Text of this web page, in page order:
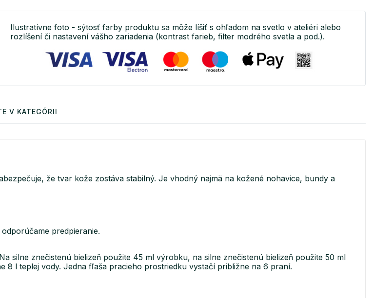
Ilustratívne foto - sýtosť farby produktu sa môže líšiť s ohľadom na svetlo v ateliéri alebo
rozlíšení či nastavení vášho zariadenia (kontrast farieb, filter modrého svetla a pod.).
V KATEGÓRII
že tvar kože zostáva stabilný. Je vhodný najmä na kožené nohavice, bundy a
predpieranie.
silne znečistenú bielizeň použite 45 ml výrobku, na silne znečistenú bielizeň použite 50 ml
l teplej vody. Jedna fľaša pracieho prostriedku vystačí približne na 6 praní.